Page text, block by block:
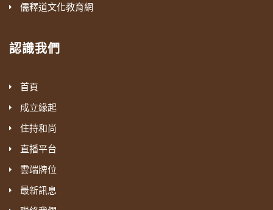
儒釋道文化教育網
認識我們
首頁
成立緣起
住持和尚
直播平台
雲端牌位
最新訊息